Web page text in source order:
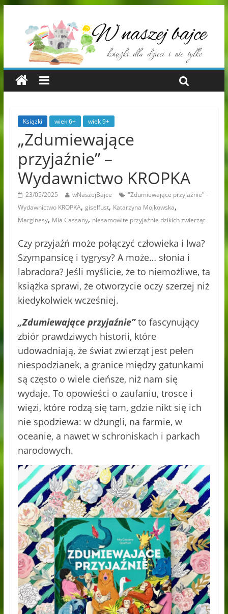
Książki wiek 6+ wiek 9+
„Zdumiewające
przyjaźnie” –
Wydawnictwo KROPKA
23/05/2025 wNaszejBajce
"Zdumiewające przyjaźnie" -
Wydawnictwo KROPKA, giselfust, Katarzyna Mojkowska,
Marginesy, Mia Cassany, niesamowite przyjaźnie dzikich zwierząt
Czy przyjaźń może połączyć człowieka i lwa?
Szympansicę i tygrysy? A może… słonia i
labradora? Jeśli myślicie, że to niemożliwe, ta
książka sprawi, że otworzycie oczy szerzej niż
kiedykolwiek wcześniej.
„Zdumiewające przyjaźnie”to fascynujący
zbiór prawdziwych historii, które
udowadniają, że świat zwierząt jest pełen
niespodzianek, a granice między gatunkami
są często o wiele cieńsze, niż nam się
wydaje. To opowieści o zaufaniu, trosce i
więzi, które rodzą się tam, gdzie nikt się ich
nie spodziewa: w dżungli, na farmie, w
oceanie, a nawet w schroniskach i parkach
narodowych.